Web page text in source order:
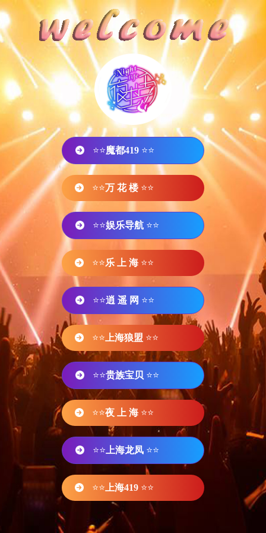
⭐⭐魔都419 ⭐⭐
⭐⭐万 花 楼 ⭐⭐
⭐⭐娱乐导航 ⭐⭐
⭐⭐乐 上 海 ⭐⭐
⭐⭐逍 遥 网 ⭐⭐
⭐⭐ 上海狼盟 ⭐⭐
⭐⭐贵族宝贝 ⭐⭐
⭐⭐夜 上 海 ⭐⭐
⭐⭐ 上海龙凤 ⭐⭐
⭐⭐ 上海419 ⭐⭐